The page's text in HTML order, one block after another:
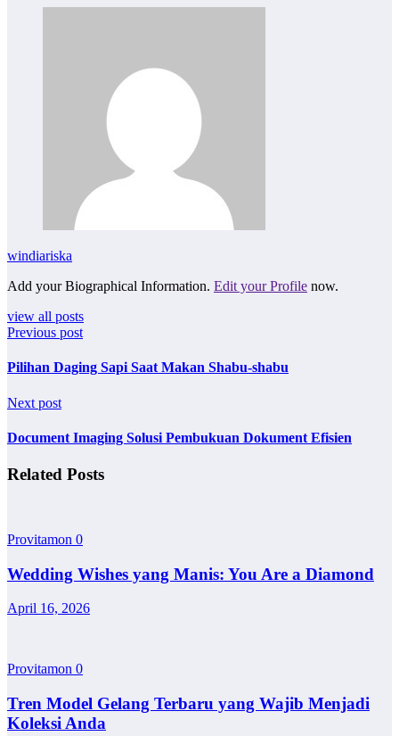
windiariska
Add your Biographical Information. Edit your Profile now.
view all posts
Previous post
Pilihan Daging Sapi Saat Makan Shabu-shabu
Next post
Document Imaging Solusi Pembukuan Dokument Efisien
Related Posts
Provitamon 0
Wedding Wishes yang Manis: You Are a Diamond
April 16, 2026
Provitamon 0
Tren Model Gelang Terbaru yang Wajib Menjadi
Koleksi Anda